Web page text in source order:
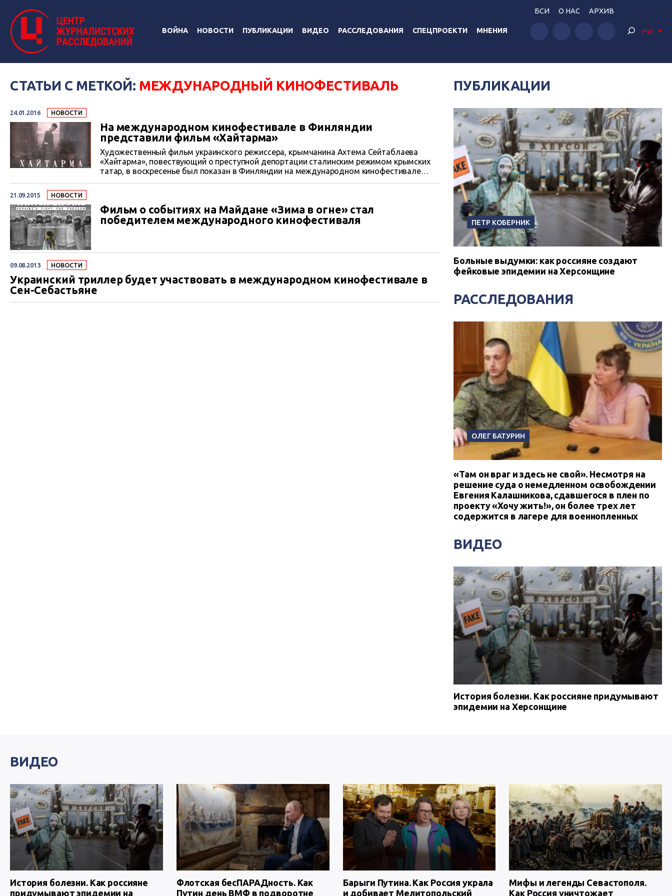
ВОЙНА НОВОСТИ ПУБЛИКАЦИИ ВИДЕО РАССЛЕДОВАНИЯ СПЕЦПРОЕКТИ МНЕНИЯ
БСИ О НАС АРХИВ
РУС
СТАТЬИ С МЕТКОЙ: МЕЖДУНАРОДНЫЙ КИНОФЕСТИВАЛЬ
24.01.2016 НОВОСТИ
На международном кинофестивале в Финляндии
представили фильм «Хайтарма»
Художественный фильм украинского режиссера, крымчанина Ахтема Сейтаблаева
«Хайтарма», повествующий о преступной депортации сталинским режимом крымских
татар, в воскресенье был показан в Финляндии на международном кинофестивале
21.09.2015 НОВОСТИ
Фильм о событиях на Майдане «Зима в огне» стал
победителем международного кинофестиваля
09.08.2013 НОВОСТИ
Украинский триллер будет участвовать в международном кинофестивале в
Сен-Себастьяне
ПУБЛИКАЦИИ
ПЕТР КОБЕРНИК
Больные выдумки: как россияне создают
фейковые эпидемии на Херсонщине
РАССЛЕДОВАНИЯ
ОЛЕГ БАТУРИН
«Там он враг и здесь не свой». Несмотря на
решение суда о немедленном освобождении
Евгения Калашникова, сдавшегося в плен по
проекту «Хочу жить!», он более трех лет
содержится в лагере для военнопленных
ВИДЕО
История болезни. Как россияне придумывают
эпидемии на Херсонщине
ВИДЕО
История болезни. Как россияне
придумывают эпидемии на
Флотская бесПАРАДность. Как
Путин день ВМФ в подворотне
Барыги Путина. Как Россия украла
и добивает Мелитопольский
Мифы и легенды Севастополя.
Как Россия уничтожает